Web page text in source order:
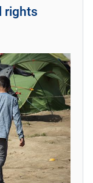
rights